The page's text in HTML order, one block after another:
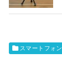
スマートフォン